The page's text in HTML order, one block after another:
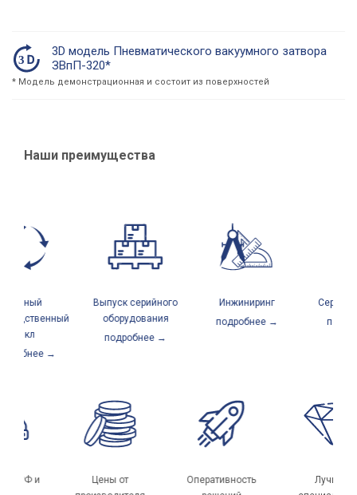
3D модель Пневматического вакуумного затвора
ЗВпП-320*
* Модель демонстрационная и состоит из поверхностей
Наши преимущества
→
Выпуск серийного
оборудования
подробнее →
Инжиниринг
подробнее →
Оперативность
Цены от
по РФ и